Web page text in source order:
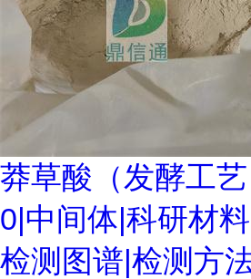
莽草酸（发酵工
0|中间体|科研材
检测图谱|检测方